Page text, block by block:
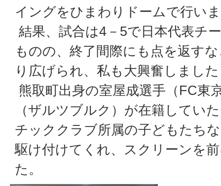
イングをひまわりドームで行い
結果、試合は4－5で日本代表チ
ものの、終了間際にも点を返す
り広げられ、私も大興奮しまし
熊取町出身の室屋成選手（FC東
（ザルツブルク）が在籍してい
チッククラブ所属の子どもたち
駆け付けてくれ、スクリーンを
た。